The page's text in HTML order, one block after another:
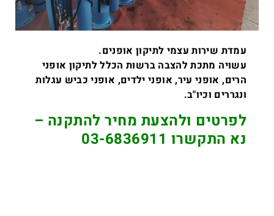
עמדת שירות עצמי לתיקון אופנים.
עשויה מתכת להצבה ברשות הכלל לתיקון אופני
הרים, אופני עיר, אופני ילדים, אופני כביש עגלות
ונגררים וכיו"ב.
לפרטים ולהצעת מחיר להתקנה –
נא התקשרו 03-6836911